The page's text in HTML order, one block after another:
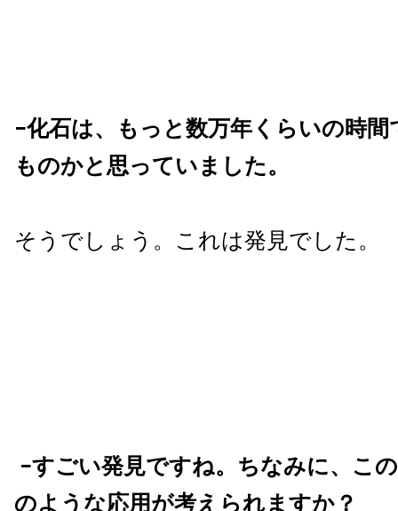
−化石は、もっと数万年くらいの時
ものかと思っていました。
そうでしょう。これは発見でした。
−すごい発見ですね。ちなみに、こ
のような応用が考えられますか？